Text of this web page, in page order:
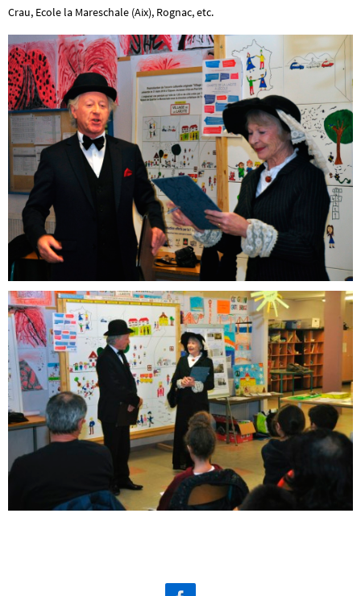
Crau, Ecole la Mareschale (Aix), Rognac, etc.